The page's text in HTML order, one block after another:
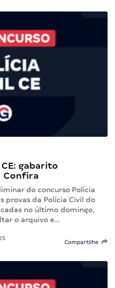
gabarito
Confira
do concurso Polícia
provas da Polícia Civil do
no último domingo,
o arquivo e…
Compartilhe